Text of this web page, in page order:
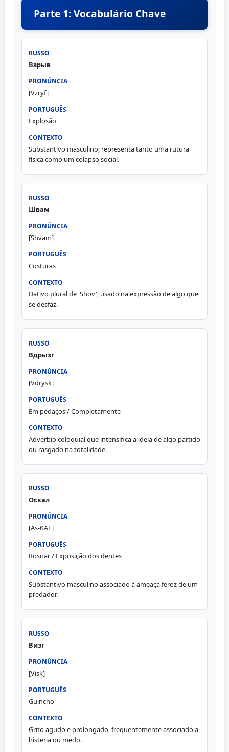
Parte 1: Vocabulário Chave
Взрыв
[Vzryf]
Explosão
Substantivo masculino; representa tanto uma rutura
física como um colapso social.
Швам
[Shvam]
Costuras
Dativo plural de 'Shov'; usado na expressão de algo que
se desfaz.
Вдрызг
[Vdrysk]
Em pedaços / Completamente
Advérbio coloquial que intensifica a ideia de algo partido
ou rasgado na totalidade.
Оскал
[As-KAL]
Rosnar / Exposição dos dentes
Substantivo masculino associado à ameaça feroz de um
predador.
Визг
[Visk]
Guincho
Grito agudo e prolongado, frequentemente associado a
histeria ou medo.